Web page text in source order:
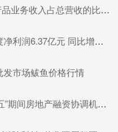
收入占总营收的比例较低
6.37亿元 同比增长4.75%
发市场鲅鱼价格行情
调机制支持近2000万套住房建设交付